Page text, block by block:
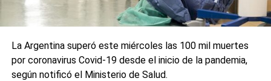
La Argentina superó este miércoles las 100 mil muertes
por coronavirus Covid-19 desde el inicio de la pandemia,
según notificó el Ministerio de Salud.